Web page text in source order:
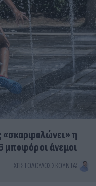
«σκαρφαλώνει» η
μποφόρ οι άνεμοι
ΧΡΙΣΤΌΔΟΥΛΟΣ ΣΚΟΎΝΤΑΣ